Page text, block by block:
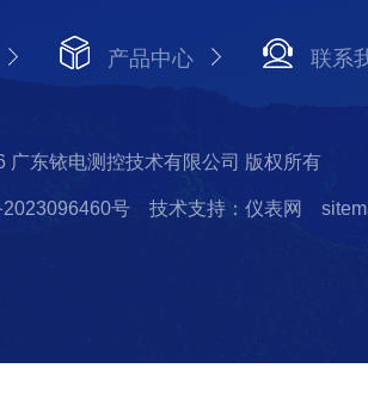
产品中心 联系
广东铱电测控技术有限公司 版权所有
号 技术支持：仪表网